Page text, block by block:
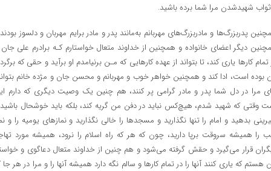
شهیدشدن مرا شما برده باشید.
پدربزرگ‌ها و مادربزرگ‌های مهربانم به‌مانند پدر و مادر برایم مهربان و دلسوز
دیگر اعضای خانواده و همچنین از خداوند متعال خواستارم کـه برادرم علی جان
تمام کارها یاری کند، تا بتواند از عهده کارهایی که مـن برنیامدم او برآید و حقی که
بوده است، ادا کند و همچنین خواهر خوب و مهربانم و محسن جان و مژده خانم
مرا در دل شما پدر و مادر گرامی پر کنند، هم چنین یک وصیت دیگری که دارم
وقتی که شهید شدم، هیچ‌کس نباید در دفن من گریه کند، بلکه باید خوشحال
بدهید و امام را تنها نگذارید و مسجدها را خالی نگذارید و نمازهای یومیه را و
را همیشه سروقت برپا دارید، چون که هر که راه اسلام را نرود، همیشه مورد
قرار می‌گیرد و حقش گرفته می‌شود و هم چنین از خداوند متعال دعاگوی و
هستم که یاری کنند آنها را در تمام کارها و سالم نگه دارد همیشه آنها را و مرا در هر جا